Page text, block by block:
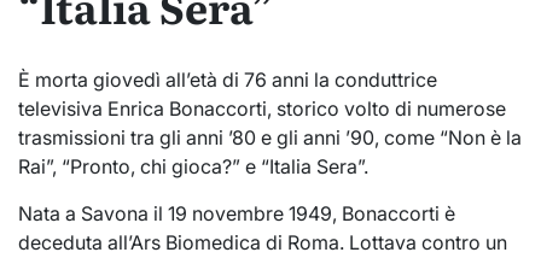
È morta giovedì all’età di 76 anni la conduttrice
televisiva Enrica Bonaccorti, storico volto di numerose
trasmissioni tra gli anni ’80 e gli anni ’90, come “Non è la
Rai”, “Pronto, chi gioca?” e “Italia Sera”.
Nata a Savona il 19 novembre 1949, Bonaccorti è
deceduta all’Ars Biomedica di Roma. Lottava contro un